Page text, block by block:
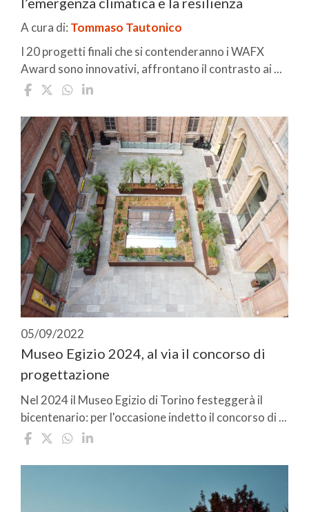
A cura di: Tommaso Tautonico
I 20 progetti finali che si contenderanno i WAFX
Award sono innovativi, affrontano il contrasto ai ...
05/09/2022
Museo Egizio 2024, al via il concorso di
progettazione
Nel 2024 il Museo Egizio di Torino festeggerà il
bicentenario: per l'occasione indetto il concorso di ...